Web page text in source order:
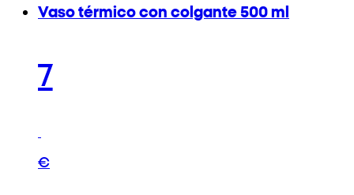
Vaso térmico con colgante 500 ml
7
€